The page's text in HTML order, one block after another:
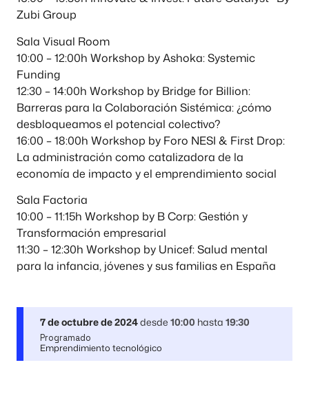
Zubi Group
Sala Visual Room
10:00 – 12:00h Workshop by Ashoka: Systemic
Funding
12:30 – 14:00h Workshop by Bridge for Billion:
Barreras para la Colaboración Sistémica: ¿cómo
desbloqueamos el potencial colectivo?
16:00 – 18:00h Workshop by Foro NESI & First Drop:
La administración como catalizadora de la
economía de impacto y el emprendimiento social
Sala Factoria
10:00 – 11:15h Workshop by B Corp: Gestión y
Transformación empresarial
11:30 – 12:30h Workshop by Unicef: Salud mental
para la infancia, jóvenes y sus familias en España
7 de octubre de 2024desde 10:00 hasta 19:30
Programado
Emprendimiento tecnológico